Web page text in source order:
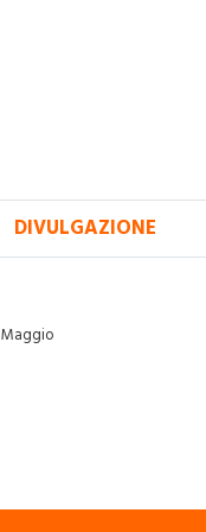
DIVULGAZIONE
Maggio